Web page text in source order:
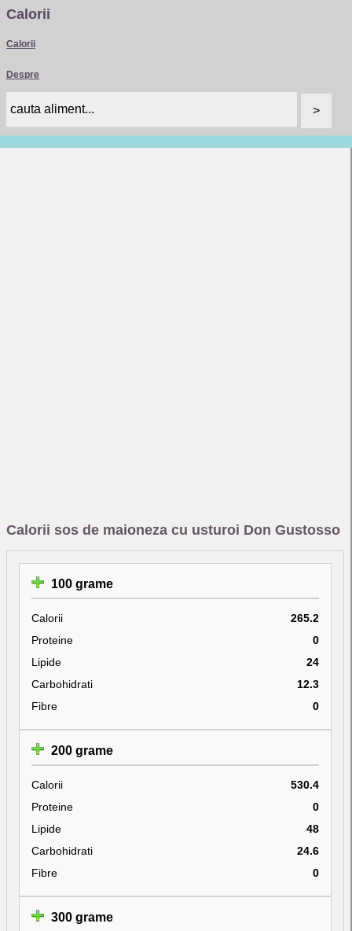
Calorii
Calorii
Despre
Calorii sos de maioneza cu usturoi Don Gustosso
100 grame
Calorii
265.2
Proteine
0
Lipide
24
Carbohidrati
12.3
Fibre
0
200 grame
Calorii
530.4
Proteine
0
Lipide
48
Carbohidrati
24.6
Fibre
0
300 grame